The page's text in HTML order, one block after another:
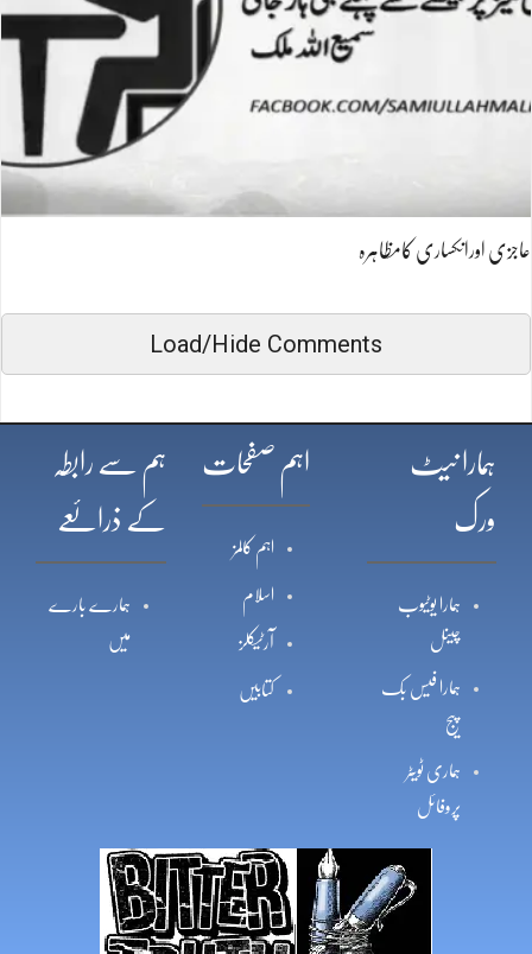
عاجزی اورانکساری کامظاہرہ
Load/Hide Comments
ہمارا نیٹ
ورک
ہمارا یوٹیوب
چینل
ہمارا فیس بک
پیج
ہماری ٹویٹر
پروفائل
اہم صفحات
اہم کالمز
اسلام
آرٹیکلز
کتابیں
ہم سے رابطہ
کے ذرائعے
ہمارے بارے
میں